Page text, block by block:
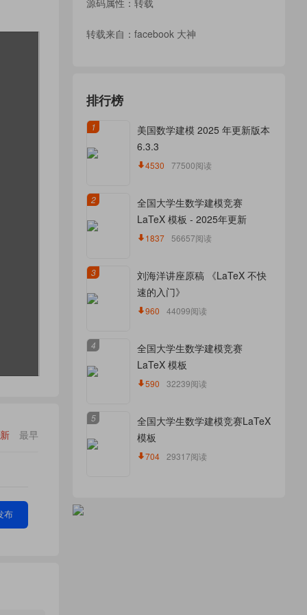
最早
布
源码属性：转载
转载来自： facebook 大神
排行榜
1
美国数学建模 2025 年更新版本
6.3.3
4530 77500阅读
2
全国大学生数学建模竞赛
LaTeX 模板 - 2025年更新
1837 56657阅读
3
刘海洋讲座原稿 《LaTeX 不快
速的入门》
960 44099阅读
4
全国大学生数学建模竞赛
LaTeX 模板
590 32239阅读
5
全国大学生数学建模竞赛LaTeX
模板
704 29317阅读